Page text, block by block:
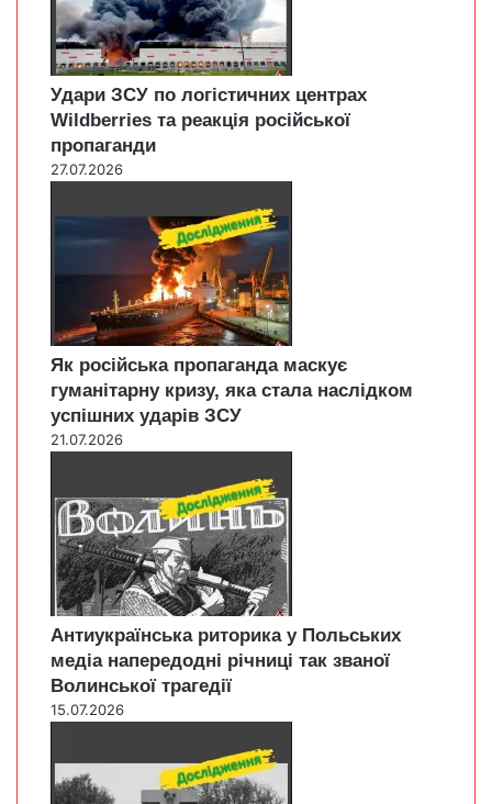
Удари ЗСУ по логістичних центрах
Wildberries та реакція російської
пропаганди
27.07.2026
Як російська пропаганда маскує
гуманітарну кризу, яка стала наслідком
успішних ударів ЗСУ
21.07.2026
Антиукраїнська риторика у Польських
медіа напередодні річниці так званої
Волинської трагедії
15.07.2026